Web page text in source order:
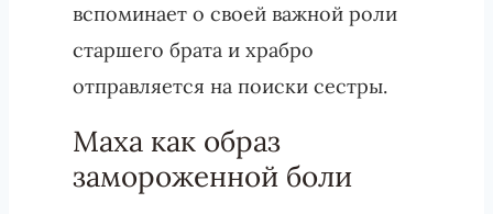
вспоминает о своей важной роли
старшего брата и храбро
отправляется на поиски сестры.
Маха как образ
замороженной боли